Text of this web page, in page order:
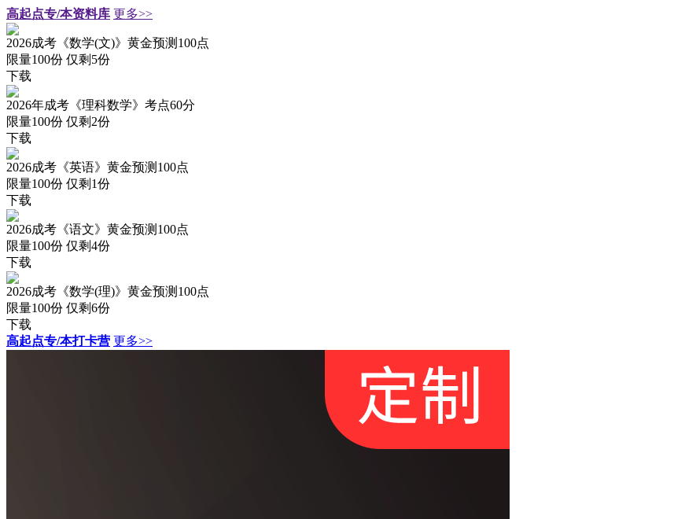
高起点专/本资料库 更多>>
2026成考《数学(文)》黄金预测100点
限量100份 仅剩 5份
下载
2026年成考《理科数学》考点60分
限量100份 仅剩 2份
下载
2026成考《英语》黄金预测100点
限量100份 仅剩 1份
下载
2026成考《语文》黄金预测100点
限量100份 仅剩4份
下载
2026成考《数学(理)》黄金预测100点
限量100份 仅剩6份
下载
高起点专/本打卡营 更多>>